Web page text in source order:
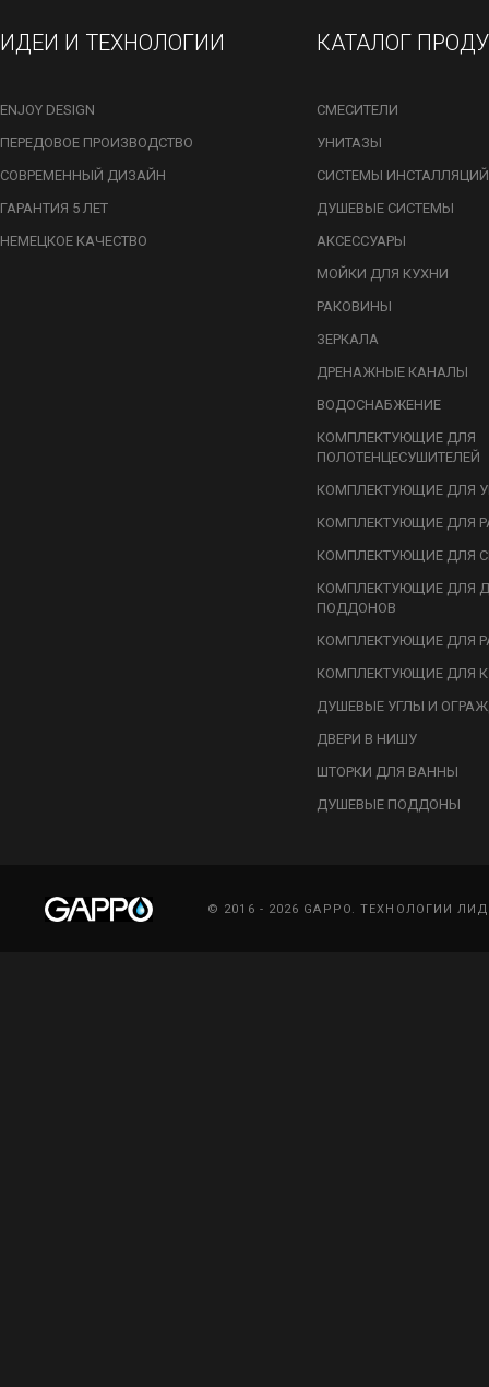
ИДЕИ И ТЕХНОЛОГИИ
ENJOY DESIGN
ПЕРЕДОВОЕ ПРОИЗВОДСТВО
СОВРЕМЕННЫЙ ДИЗАЙН
ГАРАНТИЯ 5 ЛЕТ
НЕМЕЦКОЕ КАЧЕСТВО
КАТАЛОГ
СМЕСИТЕЛИ
УНИТАЗЫ
СИСТЕМЫ ИНСТАЛЛЯЦИЙ
ДУШЕВЫЕ СИСТЕМЫ
АКСЕССУАРЫ
МОЙКИ ДЛЯ КУХНИ
РАКОВИНЫ
ЗЕРКАЛА
ДРЕНАЖНЫЕ КАНАЛЫ
ВОДОСНАБЖЕНИЕ
КОМПЛЕКТУЮЩИЕ ДЛЯ
ПОЛОТЕНЦЕСУШИТЕЛЕЙ
КОМПЛЕКТУЮЩИЕ ДЛЯ
КОМПЛЕКТУЮЩИЕ ДЛЯ
КОМПЛЕКТУЮЩИЕ ДЛЯ
КОМПЛЕКТУЮЩИЕ ДЛЯ
ПОДДОНОВ
КОМПЛЕКТУЮЩИЕ ДЛЯ
КОМПЛЕКТУЮЩИЕ ДЛЯ
ДУШЕВЫЕ УГЛЫ И
ДВЕРИ В НИШУ
ШТОРКИ ДЛЯ ВАННЫ
ДУШЕВЫЕ ПОДДОНЫ
© 2016 - 2026 GAPPO. ТЕХНОЛОГИИ